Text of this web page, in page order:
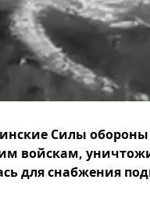
Силы
войскам,
для снабжения